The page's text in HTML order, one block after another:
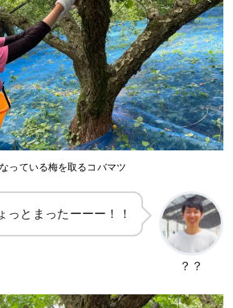
っている梅を取るコバマツ
っとまったーーー！！
？？